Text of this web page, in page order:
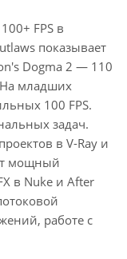
FPS в
показывает
Dogma 2 — 110
младших
100 FPS.
задач.
в V-Ray и
мощный
в Nuke и After
работе с